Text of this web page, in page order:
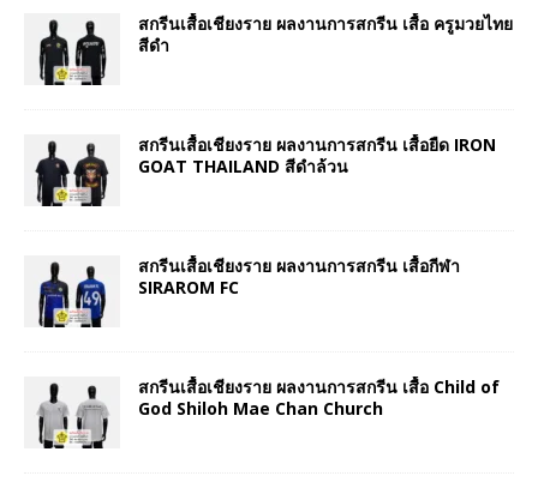
สกรีนเสื้อเชียงราย ผลงานการสกรีน เสื้อ ครูมวยไทย
สีดำ
สกรีนเสื้อเชียงราย ผลงานการสกรีน เสื้อยืด IRON
GOAT THAILAND สีดำล้วน
สกรีนเสื้อเชียงราย ผลงานการสกรีน เสื้อกีฬา
SIRAROM FC
สกรีนเสื้อเชียงราย ผลงานการสกรีน เสื้อ Child of
God Shiloh Mae Chan Church